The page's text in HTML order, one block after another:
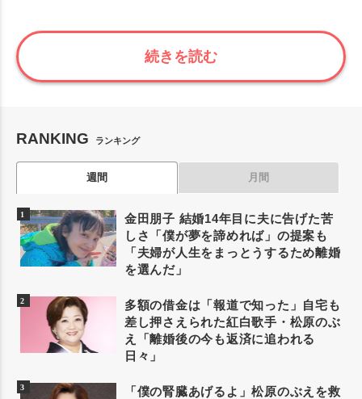
続きを読む
RANKING ランキング
週間 月間
金田朋子 結婚14年目に夫に告げた苦
しさ「僕が夢を諦めれば」の提案も
「夫婦が人生をまっとうするため離婚
を選んだ」
多額の借金は「報道で知った」自宅も
差し押さえられた紅白歌手・松原のぶ
え「離婚後の今も返済に追われる
日々」
「僕の腎臓あげるよ」松原のぶえを救